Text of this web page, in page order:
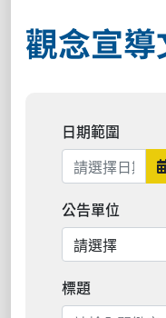
觀念宣導
日期範圍
公告單位
標題